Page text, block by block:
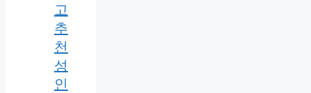
고
추
천
성
인